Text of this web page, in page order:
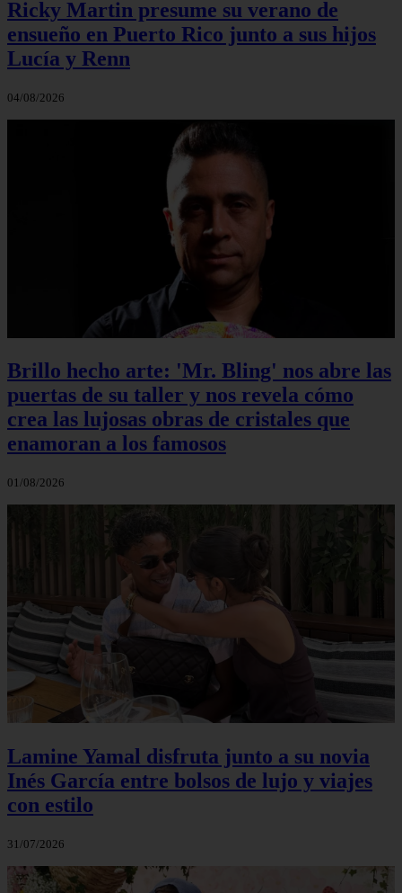
Ricky Martin presume su verano de
ensueño en Puerto Rico junto a sus hijos
Lucía y Renn
04/08/2026
Brillo hecho arte: 'Mr. Bling' nos abre las
puertas de su taller y nos revela cómo
crea las lujosas obras de cristales que
enamoran a los famosos
01/08/2026
Lamine Yamal disfruta junto a su novia
Inés García entre bolsos de lujo y viajes
con estilo
31/07/2026